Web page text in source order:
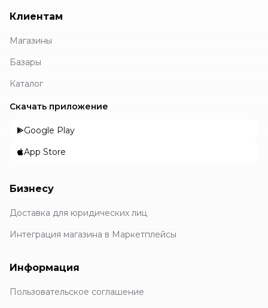
Клиентам
Магазины
Базары
Каталог
Скачать приложение
Google Play
App Store
Бизнесу
Доставка для юридических лиц
Интеграция магазина в Маркетплейсы
Информация
Пользовательское соглашение